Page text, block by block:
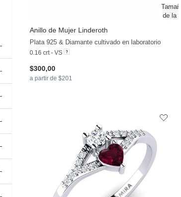
Anillo de Mujer Linderoth
Plata 925 & Diamante cultivado en laboratorio
0.16 crt - VS
$300,00
a partir de $201